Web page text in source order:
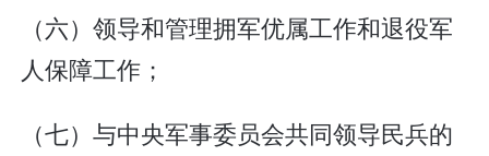
（六）领导和管理拥军优属工作和退役军
人保障工作；
（七）与中央军事委员会共同领导民兵的